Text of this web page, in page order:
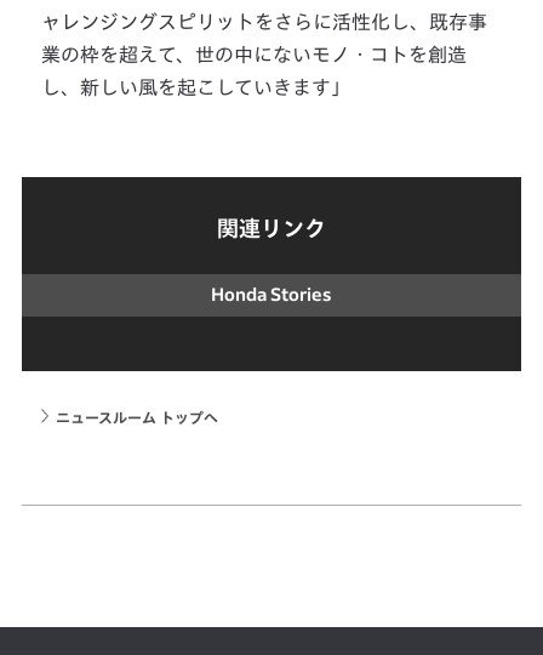
ャレンジングスピリットをさらに活性化し、既存事
業の枠を超えて、世の中にないモノ・コトを創造
し、新しい風を起こしていきます」
関連リンク
Honda Stories
ニュースルーム トップへ